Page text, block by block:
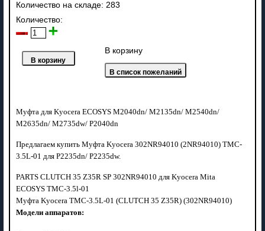
Количество на складе: 283
Количество:
В корзину
Муфта для Kyocera ECOSYS M2040dn/ M2135dn/ M2540dn/
M2635dn/ M2735dw/ P2040dn
Предлагаем купить Муфта Kyocera 302NR94010 (2NR94010) TMC-
3.5L-01 для P2235dn/ P2235dw.
PARTS CLUTCH 35 Z35R SP 302NR94010 для Kyocera Mita
ECOSYS TMC-3.5l-01
Муфта Kyocera TMC-3.5L-01 (CLUTCH 35 Z35R) (302NR94010)
Модели аппаратов: